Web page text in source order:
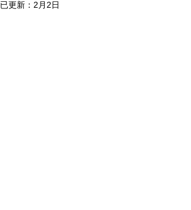
已更新： 2月2日